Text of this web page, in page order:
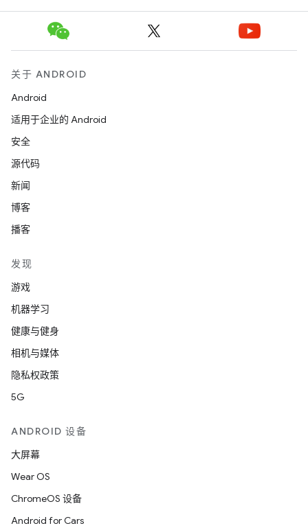
关于 ANDROID
Android
适用于企业的 Android
安全
源代码
新闻
博客
播客
发现
游戏
机器学习
健康与健身
相机与媒体
隐私权政策
5G
ANDROID 设备
大屏幕
Wear OS
ChromeOS 设备
Android for Cars